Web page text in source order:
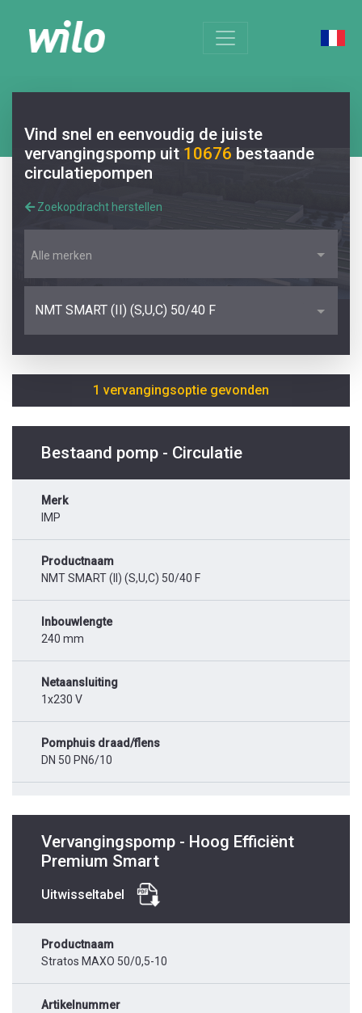
Vind snel en eenvoudig de juiste
vervangingspomp uit 10676 bestaande
circulatiepompen
Zoekopdracht herstellen
Alle merken
NMT SMART (II) (S,U,C) 50/40 F
1 vervangingsoptie gevonden
Bestaand pomp - Circulatie
Merk
IMP
Productnaam
NMT SMART (II) (S,U,C) 50/40 F
Inbouwlengte
240 mm
Netaansluiting
1x230 V
Pomphuis draad/flens
DN 50 PN6/10
Vervangingspomp - Hoog Efficiënt
Premium Smart
Uitwisseltabel
Productnaam
Stratos MAXO 50/0,5-10
Artikelnummer